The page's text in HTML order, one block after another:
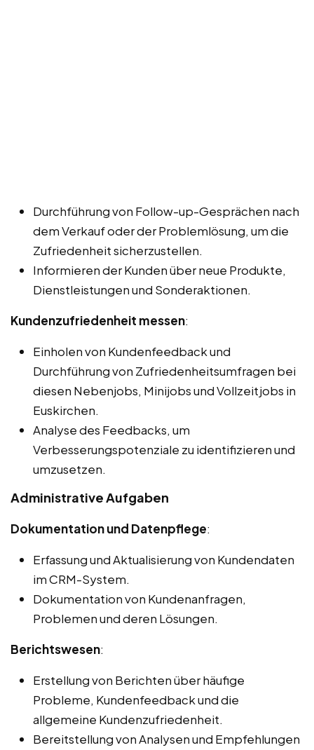
Durchführung von Follow-up-Gesprächen nach
dem Verkauf oder der Problemlösung, um die
Zufriedenheit sicherzustellen.
Informieren der Kunden über neue Produkte,
Dienstleistungen und Sonderaktionen.
Kundenzufriedenheit messen:
Einholen von Kundenfeedback und
Durchführung von Zufriedenheitsumfragen bei
diesen Nebenjobs, Minijobs und Vollzeitjobs in
Euskirchen.
Analyse des Feedbacks, um
Verbesserungspotenziale zu identifizieren und
umzusetzen.
Administrative Aufgaben
Dokumentation und Datenpflege:
Erfassung und Aktualisierung von Kundendaten
im CRM-System.
Dokumentation von Kundenanfragen,
Problemen und deren Lösungen.
Berichtswesen:
Erstellung von Berichten über häufige
Probleme, Kundenfeedback und die
allgemeine Kundenzufriedenheit.
Bereitstellung von Analysen und Empfehlungen